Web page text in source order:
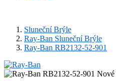
Sluneční Brýle
Ray-Ban Sluneční Brýle
Ray-Ban RB2132-52-901